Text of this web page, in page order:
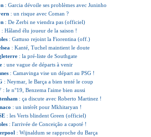
: Garcia dévoile ses problèmes avec Juninho
: un risque avec Coman ?
: De Zerbi ne viendra pas (officiel)
: Håland élu joueur de la saison !
: Gattuso rejoint la Fiorentina (off.)
: Kanté, Tuchel maintient le doute
: la pré-liste de Southgate
: une vague de départs à venir
: Camavinga vise un départ au PSG !
: Neymar, le Barça a bien tenté le coup
: le n°19, Benzema l'aime bien aussi
: ça discute avec Roberto Martinez !
: un intérêt pour Mkhitaryan !
: les Verts blindent Green (officiel)
: l'arrivée de Conceição a capoté !
: Wijnaldum se rapproche du Barça